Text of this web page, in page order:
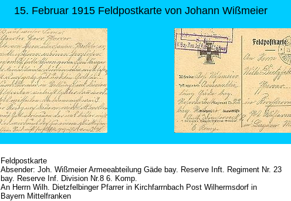
15. Februar 1915 Feldpostkarte von Johann Wißmeier
Feldpostkarte
Absender: Joh. Wißmeier Armeeabteilung Gäde bay. Reserve Inft. Regiment Nr. 23
bay. Reserve Inf. Division Nr.8 6. Komp.
An Herrn Wilh. Dietzfelbinger Pfarrer in Kirchfarrnbach Post Wilhermsdorf in
Bayern Mittelfranken